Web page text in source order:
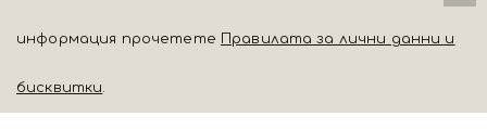
информация прочетете Правилата за лични данни и
бисквитки.